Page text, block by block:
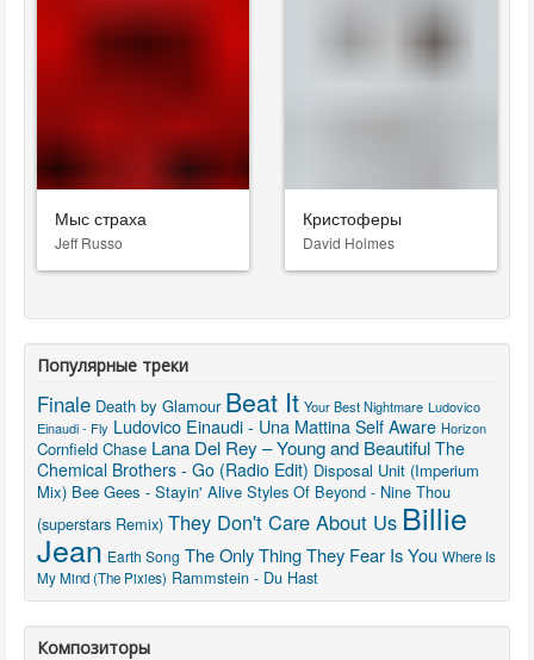
Мыс страха
Jeff Russo
Кристоферы
David Holmes
Популярные треки
Finale Death by Glamour Beat It Your Best Nightmare Ludovico
Einaudi - Fly Ludovico Einaudi - Una Mattina Self Aware Horizon
Cornfield Chase Lana Del Rey – Young and Beautiful The
Chemical Brothers - Go (Radio Edit) Disposal Unit (Imperium
Mix) Bee Gees - Stayin' Alive Styles Of Beyond - Nine Thou
(superstars Remix) They Don't Care About Us Billie
Jean Earth Song The Only Thing They Fear Is You Where Is
My Mind (The Pixies) Rammstein - Du Hast
Композиторы